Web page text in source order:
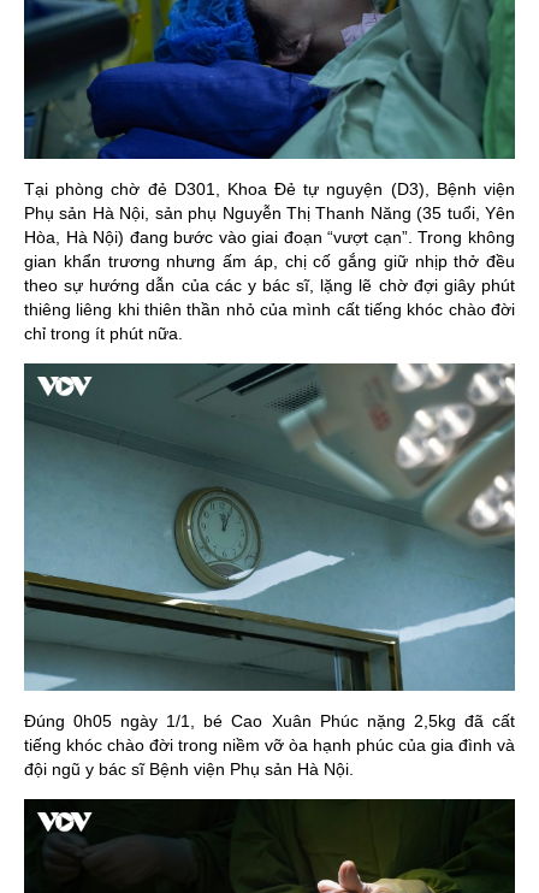
Tại phòng chờ đẻ D301, Khoa Đẻ tự nguyện (D3), Bệnh viện
Phụ sản Hà Nội, sản phụ Nguyễn Thị Thanh Năng (35 tuổi, Yên
Hòa, Hà Nội) đang bước vào giai đoạn “vượt cạn”. Trong không
gian khẩn trương nhưng ấm áp, chị cố gắng giữ nhịp thở đều
theo sự hướng dẫn của các y bác sĩ, lặng lẽ chờ đợi giây phút
thiêng liêng khi thiên thần nhỏ của mình cất tiếng khóc chào đời
chỉ trong ít phút nữa.
Đúng 0h05 ngày 1/1, bé Cao Xuân Phúc nặng 2,5kg đã cất
tiếng khóc chào đời trong niềm vỡ òa hạnh phúc của gia đình và
đội ngũ y bác sĩ Bệnh viện Phụ sản Hà Nội.